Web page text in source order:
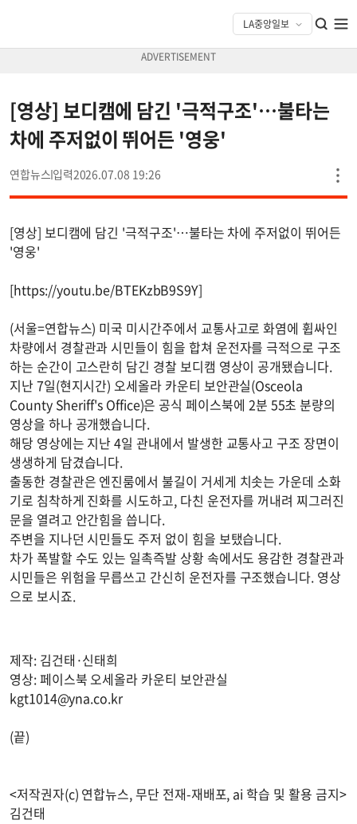
[영상] 보디캠에 담긴 '극적구조'…불타는
차에 주저없이 뛰어든 '영웅'
연합뉴스 2026.07.08 19:26
[영상] 보디캠에 담긴 '극적구조'…불타는 차에 주저없이 뛰어든
'영웅'
[https://youtu.be/BTEKzbB9S9Y]
(서울=연합뉴스) 미국 미시간주에서 교통사고로 화염에 휩싸인
차량에서 경찰관과 시민들이 힘을 합쳐 운전자를 극적으로 구조
하는 순간이 고스란히 담긴 경찰 보디캠 영상이 공개됐습니다.
지난 7일(현지시간) 오세올라 카운티 보안관실(Osceola
County Sheriff's Office)은 공식 페이스북에 2분 55초 분량의
영상을 하나 공개했습니다.
해당 영상에는 지난 4일 관내에서 발생한 교통사고 구조 장면이
생생하게 담겼습니다.
출동한 경찰관은 엔진룸에서 불길이 거세게 치솟는 가운데 소화
기로 침착하게 진화를 시도하고, 다친 운전자를 꺼내려 찌그러진
문을 열려고 안간힘을 씁니다.
주변을 지나던 시민들도 주저 없이 힘을 보탰습니다.
차가 폭발할 수도 있는 일촉즉발 상황 속에서도 용감한 경찰관과
시민들은 위험을 무릅쓰고 간신히 운전자를 구조했습니다. 영상
으로 보시죠.
제작: 김건태·신태희
영상: 페이스북 오세올라 카운티 보안관실
kgt1014@yna.co.kr
(끝)
<저작권자(c) 연합뉴스, 무단 전재-재배포, ai 학습 및 활용 금지>
김건태